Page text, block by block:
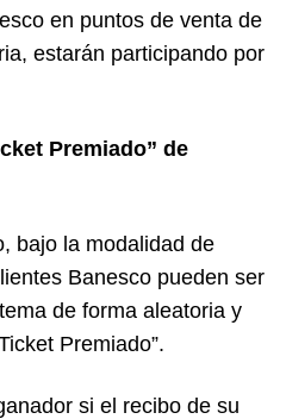
en puntos de venta de
estarán participando por
Premiado” de
bajo la modalidad de
Banesco pueden ser
de forma aleatoria y
Premiado”.
si el recibo de su